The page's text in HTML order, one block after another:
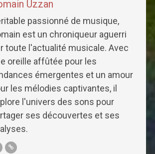
Uzzan
passionné de musique,
est un chroniqueur aguerri
toute l'actualité musicale. Avec
oreille affûtée pour les
émergentes et un amour
les mélodies captivantes, il
l'univers des sons pour
ses découvertes et ses